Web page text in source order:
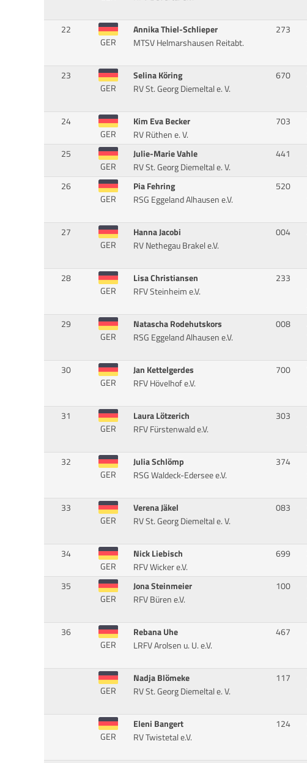
22
GER
Annika Thiel-Schlieper
MTSV Helmarshausen Reitabt.
273
23
GER
Selina Köring
RV St. Georg Diemeltal e. V.
670
24
GER
Kim Eva Becker
RV Rüthen e. V.
703
25
GER
Julie-Marie Vahle
RV St. Georg Diemeltal e. V.
441
26
GER
Pia Fehring
RSG Eggeland Alhausen e.V.
520
27
GER
Hanna Jacobi
RV Nethegau Brakel e.V.
004
28
GER
Lisa Christiansen
RFV Steinheim e.V.
233
29
GER
Natascha Rodehutskors
RSG Eggeland Alhausen e.V.
008
30
GER
Jan Kettelgerdes
RFV Hövelhof e.V.
700
31
GER
Laura Lötzerich
RFV Fürstenwald e.V.
303
32
GER
Julia Schlömp
RSG Waldeck-Edersee e.V.
374
33
GER
Verena Jäkel
RV St. Georg Diemeltal e. V.
083
34
GER
Nick Liebisch
RFV Wicker e.V.
699
35
GER
Jona Steinmeier
RFV Büren e.V.
100
36
GER
Rebana Uhe
LRFV Arolsen u. U. e.V.
467
GER
Nadja Blömeke
RV St. Georg Diemeltal e. V.
117
GER
Eleni Bangert
RV Twistetal e.V.
124